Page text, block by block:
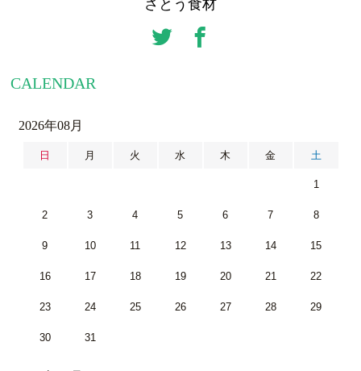
さとう食材
CALENDAR
2026年08月
日 月 火 水 木 金 土
1
2 3 4 5 6 7 8
9 10 11 12 13 14 15
16 17 18 19 20 21 22
23 24 25 26 27 28 29
30 31